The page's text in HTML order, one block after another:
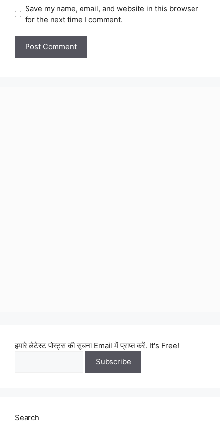
Save my name, email, and website in this browser
for the next time I comment.
हमारे लेटेस्ट पोस्ट्स की सूचना Email में प्राप्त करें. It's Free!
Search